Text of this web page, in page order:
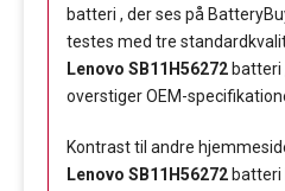
batteri , der ses på
testes med tre
Lenovo SB11H56272 batteri
overstiger OEM-
Kontrast til andre
Lenovo SB11H56272 batteri